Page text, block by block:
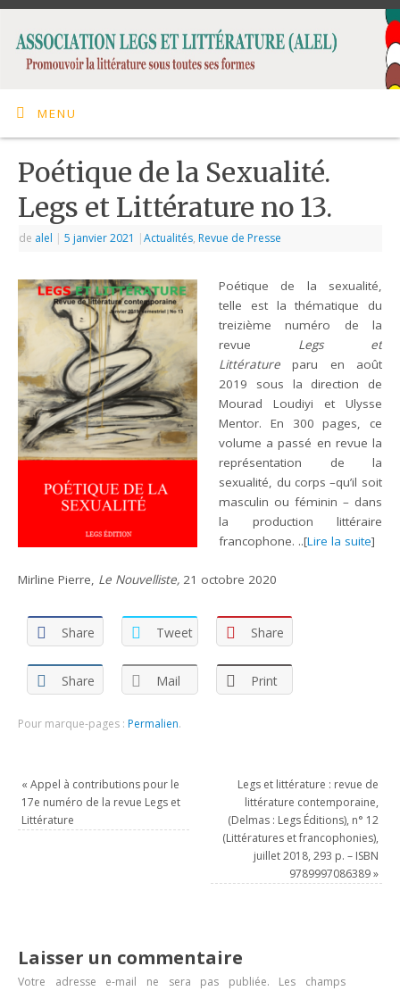
MENU
Poétique de la Sexualité.
Legs et Littérature no 13.
de alel | 5 janvier 2021 |Actualités, Revue de Presse
Poétique de la sexualité,
telle est la thématique du
treizième numéro de la
revue Legs et
Littérature paru en août
2019 sous la direction de
Mourad Loudiyi et Ulysse
Mentor. En 300 pages, ce
volume a passé en revue la
représentation de la
sexualité, du corps –qu’il soit
masculin ou féminin – dans
la production littéraire
francophone. ..[Lire la suite]
Mirline Pierre, Le Nouvelliste, 21 octobre 2020
Share Tweet Share
Share Mail Print
Pour marque-pages : Permalien.
« Appel à contributions pour le
17e numéro de la revue Legs et
Littérature
Legs et littérature : revue de
littérature contemporaine,
(Delmas : Legs Éditions), n° 12
(Littératures et francophonies),
juillet 2018, 293 p. – ISBN
9789997086389»
Laisser un commentaire
Votre adresse e-mail ne sera pas publiée.
Les champs